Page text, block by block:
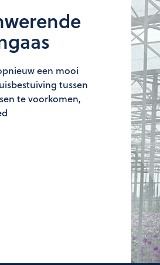
een mooi
tussen
te voorkomen,